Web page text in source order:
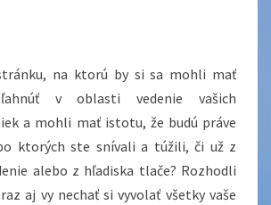
na ktorú by si sa mohli mať
v oblasti vedenie vašich
a mohli mať istotu, že budú práve
ktorých ste snívali a túžili, či už z
alebo z hľadiska tlače? Rozhodli
aj vy nechať si vyvolať všetky vaše